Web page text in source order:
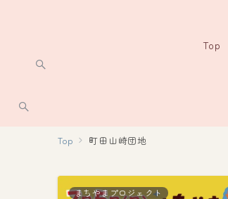
Top
Top 町田山崎団地
まちやまプロジェクト